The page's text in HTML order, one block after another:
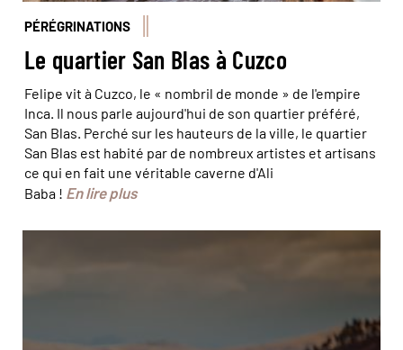
PÉRÉGRINATIONS
Le quartier San Blas à Cuzco
Felipe vit à Cuzco, le « nombril de monde » de l'empire
Inca. Il nous parle aujourd'hui de son quartier préféré,
San Blas. Perché sur les hauteurs de la ville, le quartier
San Blas est habité par de nombreux artistes et artisans
ce qui en fait une véritable caverne d'Ali
Baba ! En lire plus